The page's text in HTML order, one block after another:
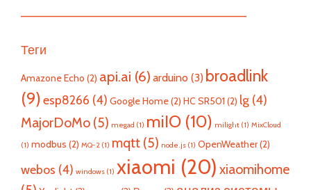
—————————————————————————
Теги
Amazone Echo (2) api.ai (6) arduino (3) broadlink
(9)esp8266 (4) Google Home(2) HC SR501 (2) lg (4)
MajorDoMo (5) megad (1) miIO (10) milight (1) MixCloud
(1) modbus (2) MQ-2 (1) mqtt (5) node.js (1) OpenWeather(2)
webos (4) windows (1) xiaomi (20) xiaomihome